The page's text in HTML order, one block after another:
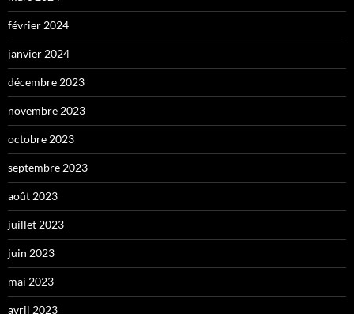
février 2024
janvier 2024
décembre 2023
novembre 2023
octobre 2023
septembre 2023
août 2023
juillet 2023
juin 2023
mai 2023
avril 2023